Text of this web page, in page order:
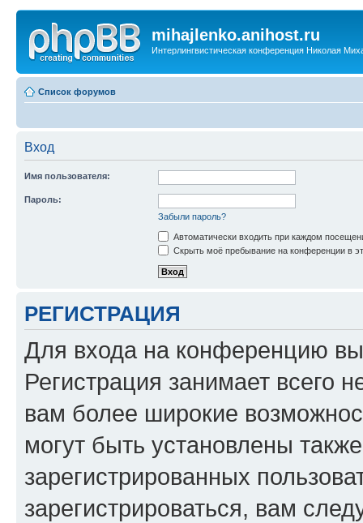
mihajlenko.anihost.ru
Интерлингвистическая конференция Николая
Список форумов
Вход
Имя пользователя:
Пароль:
Забыли пароль?
Автоматически входить при каждом
Скрыть моё пребывание на конференции в
РЕГИСТРАЦИЯ
Для входа на конференцию
Регистрация занимает всего
вам более широкие
могут быть установлены
зарегистрированных
зарегистрироваться, вам